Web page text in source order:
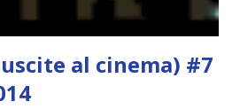
al cinema) #7